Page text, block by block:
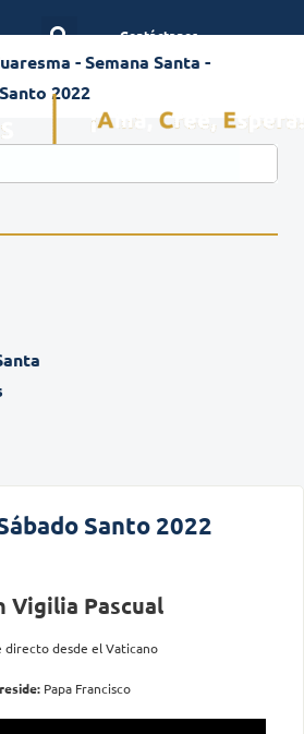
Contáctanos
- Semana Santa -
2022
Santo 2022
Vigilia Pascual
directo desde el Vaticano
Papa Francisco